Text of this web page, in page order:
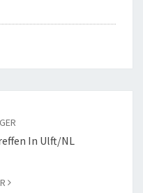
In Ulft/NL